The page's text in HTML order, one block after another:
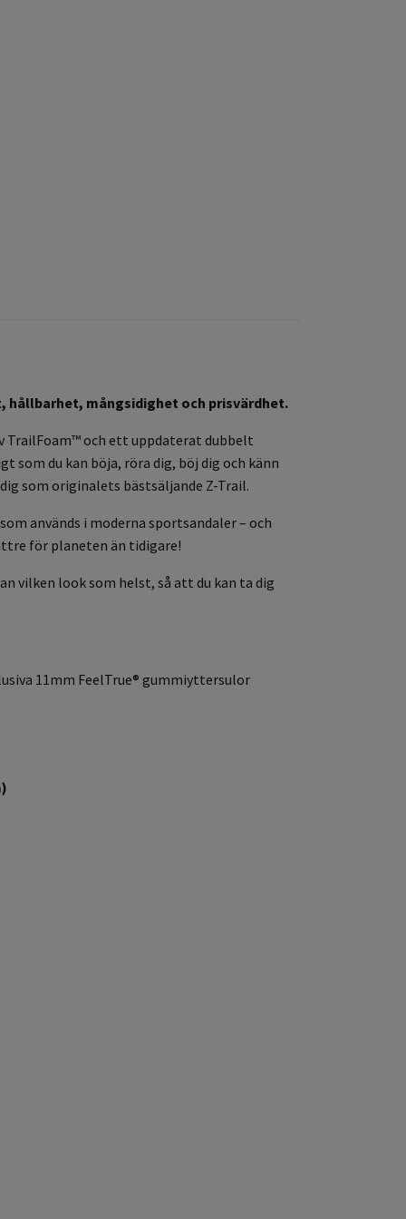
mångsidighet och prisvärdhet.
TrailFoam™ och ett uppdaterat dubbelt
du kan böja, röra dig, böj dig och känn
som originalets bästsäljande Z-Trail.
används i moderna sportsandaler – och
för planeten än tidigare!
vilken look som helst, så att du kan ta dig
11mm FeelTrue® gummiyttersulor